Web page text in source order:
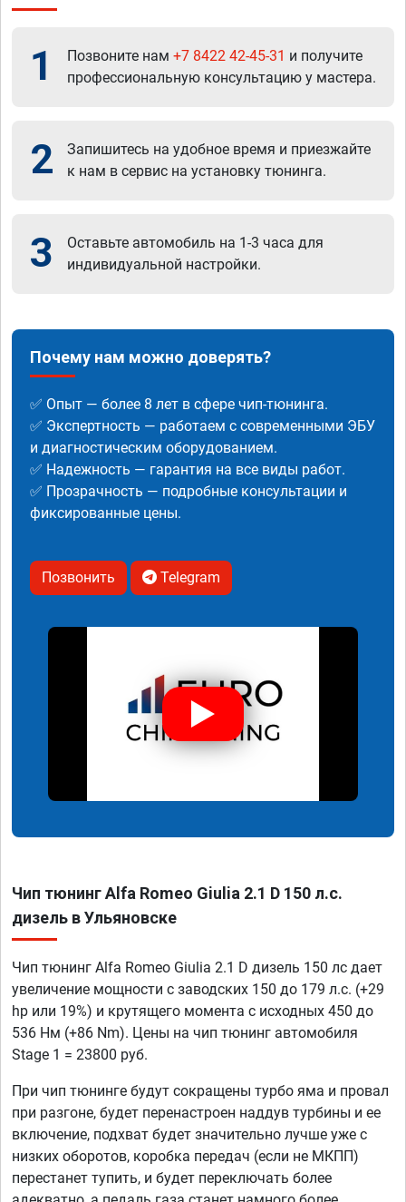
1 Позвоните нам +7 8422 42-45-31 и получите
профессиональную консультацию у мастера.
2
Запишитесь на удобное время и приезжайте
к нам в сервис на установку тюнинга.
3
Оставьте автомобиль на 1-3 часа для
индивидуальной настройки.
Почему нам можно доверять?
✅ Опыт — более 8 лет в сфере чип-тюнинга.
✅ Экспертность — работаем с современными ЭБУ
и диагностическим оборудованием.
✅ Надежность — гарантия на все виды работ.
✅ Прозрачность — подробные консультации и
фиксированные цены.
Позвонить Telegram
Чип тюнинг Alfa Romeo Giulia 2.1 D 150 л.с.
дизель в Ульяновске
Чип тюнинг Alfa Romeo Giulia 2.1 D дизель 150 лс дает
увеличение мощности с заводских 150 до 179 л.с. (+29
hp или 19%) и крутящего момента с исходных 450 до
536 Нм (+86 Nm). Цены на чип тюнинг автомобиля
Stage 1 = 23800 руб.
При чип тюнинге будут сокращены турбо яма и провал
при разгоне, будет перенастроен наддув турбины и ее
включение, подхват будет значительно лучше уже с
низких оборотов, коробка передач (если не МКПП)
перестанет тупить, и будет переключать более